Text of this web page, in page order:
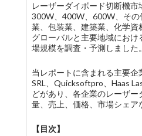
レーザーダイボード切断機市
300W、400W、600W、そ
業、包装業、建築業、化学資
グローバルと主要地域にお
場規模を調査・予測しました。
当レポートに含まれる主要
SRL、Quicksoftpro、Haas
どがあり、各企業のレーザ
量、売上、価格、市場シェア
【目次】